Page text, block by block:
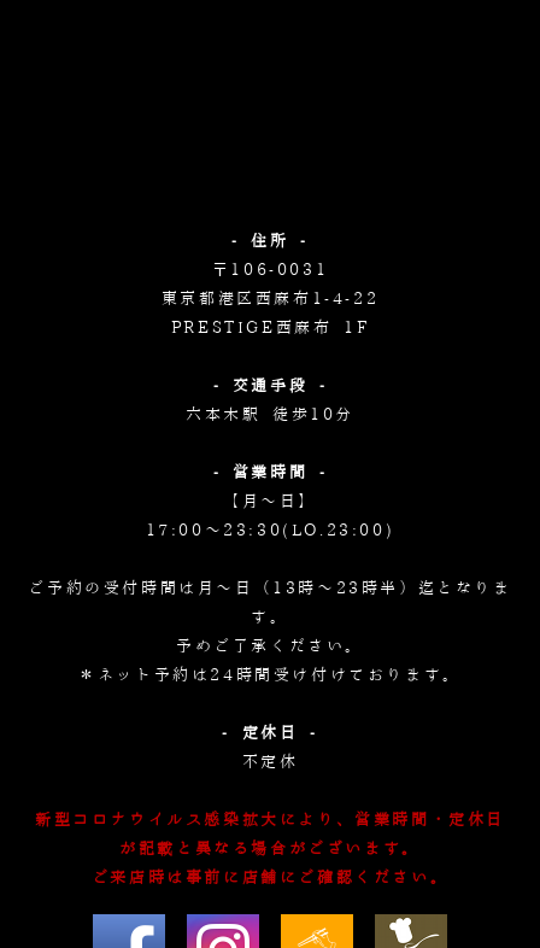
- 住所 -
〒106-0031
東京都港区西麻布1-4-22
PRESTIGE西麻布 1F
- 交通手段 -
六本木駅 徒歩10分
- 営業時間 -
【月～日】
17:00～23:30(LO.23:00)
ご予約の受付時間は月～日（13時～23時半）迄となりま
す。
予めご了承ください。
＊ネット予約は24時間受け付けております。
- 定休日 -
不定休
新型コロナウイルス感染拡大により、営業時間・定休日
が記載と異なる場合がございます。
ご来店時は事前に店舗にご確認ください。